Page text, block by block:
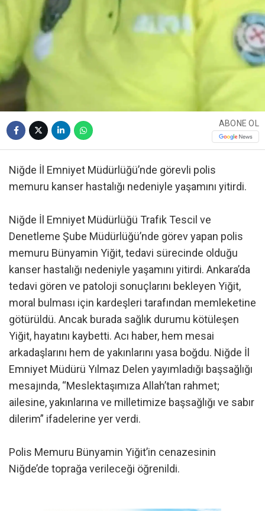
ABONE OL
Niğde İl Emniyet Müdürlüğü’nde görevli polis
memuru kanser hastalığı nedeniyle yaşamını yitirdi.
Niğde İl Emniyet Müdürlüğü Trafik Tescil ve
Denetleme Şube Müdürlüğü’nde görev yapan polis
memuru Bünyamin Yiğit, tedavi sürecinde olduğu
kanser hastalığı nedeniyle yaşamını yitirdi. Ankara’da
tedavi gören ve patoloji sonuçlarını bekleyen Yiğit,
moral bulması için kardeşleri tarafından memleketine
götürüldü. Ancak burada sağlık durumu kötüleşen
Yiğit, hayatını kaybetti. Acı haber, hem mesai
arkadaşlarını hem de yakınlarını yasa boğdu. Niğde İl
Emniyet Müdürü Yılmaz Delen yayımladığı başsağlığı
mesajında, “Meslektaşımıza Allah’tan rahmet;
ailesine, yakınlarına ve milletimize başsağlığı ve sabır
dilerim” ifadelerine yer verdi.
Polis Memuru Bünyamin Yiğit’in cenazesinin
Niğde’de toprağa verileceği öğrenildi.